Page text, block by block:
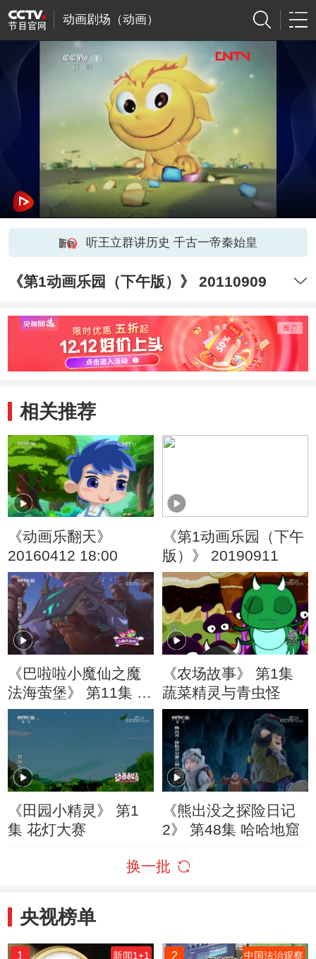
动画剧场（动画）
听王立群讲历史 千古一帝秦始皇
《第1动画乐园（下午版）》 20110909
相关推荐
《动画乐翻天》
20160412 18:00
《第1动画乐园（下午
版）》 20190911
《巴啦啦小魔仙之魔
法海萤堡》 第11集 魔
达身份
《农场故事》 第1集
蔬菜精灵与青虫怪
《田园小精灵》 第1
集 花灯大赛
《熊出没之探险日记
2》 第48集 哈哈地窟
换一批
央视榜单
1 新闻1+1 2 中国法治观察